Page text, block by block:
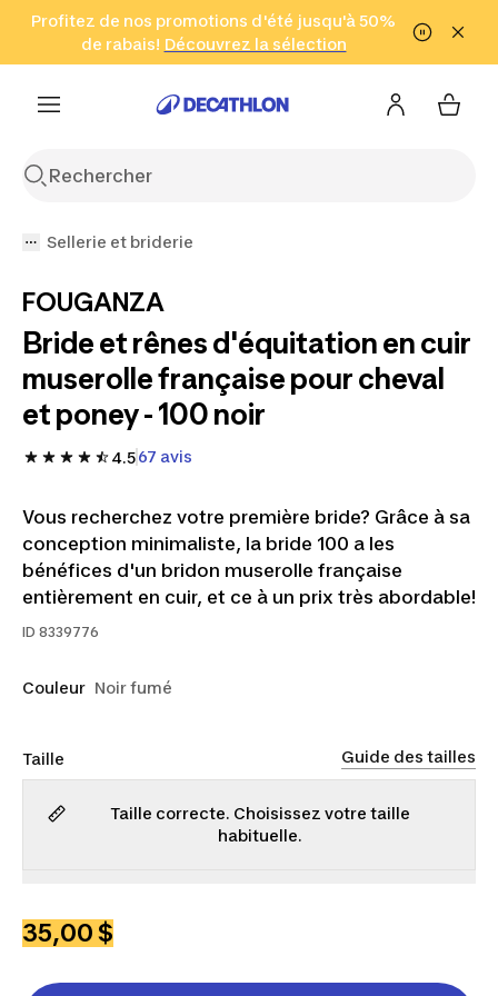
Aller à la recherche Aller au contenu Aller au pied de
Profitez de nos promotions d'été jusqu'à 50%
de rabais! Découvrez la sélection
Cliquez ici
en seulement 2 h!
(Zones sélectionnées)
Sellerie et briderie
FOUGANZA
Bride et rênes d'équitation en cuir
muserolle française pour cheval
et poney - 100 noir
4.567 avis
Vous recherchez votre première bride? Grâce à sa
conception minimaliste, la bride 100 a les
bénéfices d'un bridon muserolle française
entièrement en cuir, et ce à un prix très abordable!
ID 8339776
Couleur Noir fumé
Taille Guide des tailles
Taille correcte. Choisissez votre taille
habituelle.
35,00 $